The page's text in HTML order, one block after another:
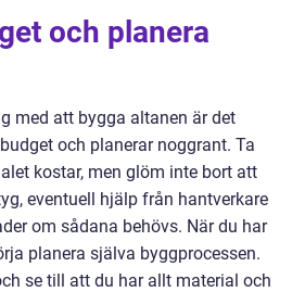
och planera
med att bygga altanen är det
och planerar noggrant. Ta
kostar, men glöm inte bort att
eventuell hjälp från hantverkare
om sådana behövs. När du har
planera själva byggprocessen.
se till att du har allt material och